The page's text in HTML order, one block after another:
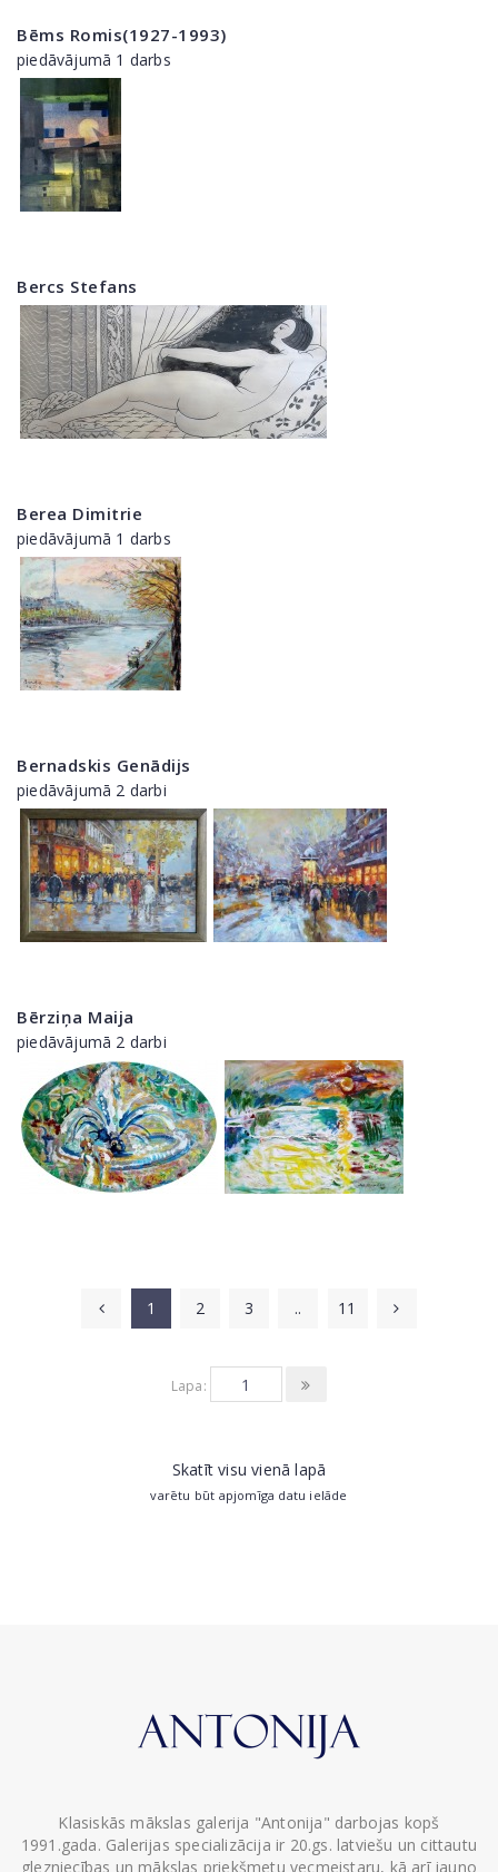
Bēms Romis(1927-1993)
piedāvājumā 1 darbs
Bercs Stefans
Berea Dimitrie
piedāvājumā 1 darbs
Bernadskis Genādijs
piedāvājumā 2 darbi
Bērziņa Maija
piedāvājumā 2 darbi
1 2 3 .. 11
Lapa:
Skatīt visu vienā lapā
varētu būt apjomīga datu ielāde
Klasiskās mākslas galerija "Antonija" darbojas kopš
1991.gada. Galerijas specializācija ir 20.gs. latviešu un cittautu
glezniecības un mākslas priekšmetu vecmeistaru, kā arī jauno